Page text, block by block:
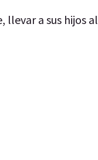
llevar a sus hijos al